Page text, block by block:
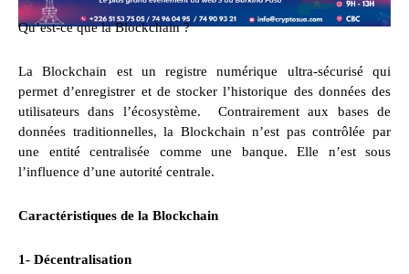
Qu’est-ce que la Blockchain ?
La Blockchain est un registre numérique ultra-sécurisé qui
permet d’enregistrer et de stocker l’historique des données des
utilisateurs dans l’écosystème. Contrairement aux bases de
données traditionnelles, la Blockchain n’est pas contrôlée par
une entité centralisée comme une banque. Elle n’est sous
l’influence d’une autorité centrale.
Caractéristiques de la Blockchain
1- Décentralisation